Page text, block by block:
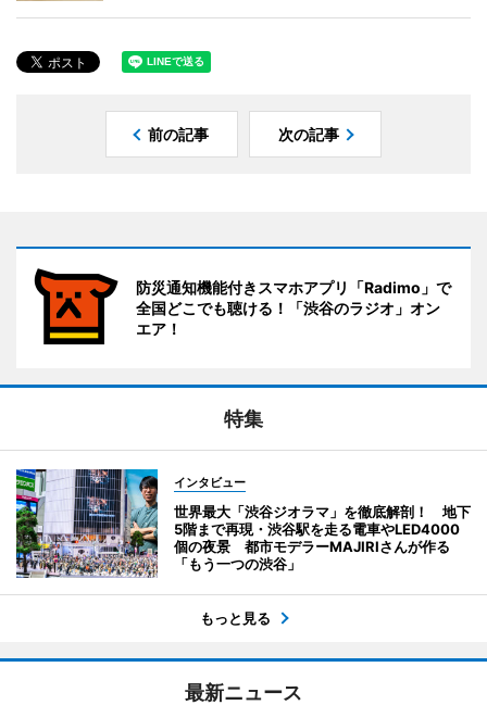
前の記事 次の記事
防災通知機能付きスマホアプリ「Radimo」で
全国どこでも聴ける！「渋谷のラジオ」オン
エア！
特集
インタビュー
世界最大「渋谷ジオラマ」を徹底解剖！ 地下
5階まで再現・渋谷駅を走る電車やLED4000
個の夜景 都市モデラーMAJIRIさんが作る
「もう一つの渋谷」
もっと見る
最新ニュース